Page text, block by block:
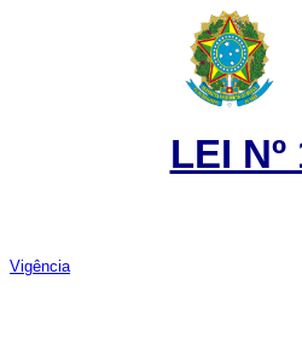
LEI
Vigência